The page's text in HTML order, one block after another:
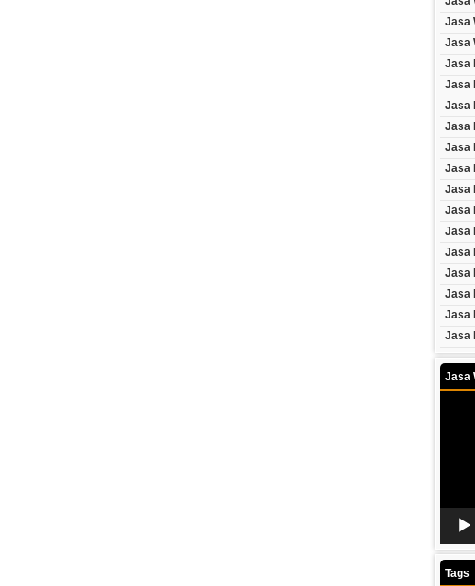
Jasa
Jasa
Jasa
Jasa
Jasa
Jasa
Jasa
Jasa
Jasa
Jasa
Jasa
Jasa
Jasa
Jasa
Jasa
Jasa
Jasa
Tags